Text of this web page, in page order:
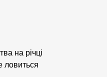
на річці
ловиться